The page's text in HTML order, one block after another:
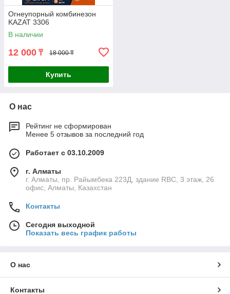
Огнеупорный комбинезон
KAZAT 3306
В наличии
12 000 ₸ 18 000 ₸
Купить
О нас
Рейтинг не сформирован
Менее 5 отзывов за последний год
Работает с 03.10.2009
г. Алматы
г. Алматы, пр. Райымбека 223Д, здание RBC, 3 этаж, 26
офис, Алматы, Казахстан
Контакты
Сегодня выходной
Показать весь график работы
О нас
Контакты